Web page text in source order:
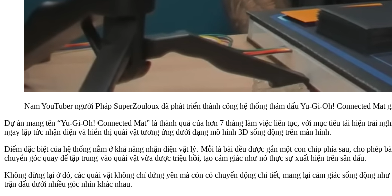
Nam YouTuber người Pháp SuperZouloux đã phát triển thành công hệ thống thảm đấu Yu-Gi-Oh! Connected
Dự án mang tên “Yu-Gi-Oh! Connected Mat” là thành quả của hơn 7 tháng làm việc liên tục, với mục tiêu tái hiện trải
ngay lập tức nhận diện và hiển thị quái vật tương ứng dưới dạng mô hình 3D sống động trên màn hình.
Điểm đặc biệt của hệ thống nằm ở khả năng nhận diện vật lý. Mỗi lá bài đều được gắn một con chip phía sau, cho phép
chuyển góc quay để tập trung vào quái vật vừa được triệu hồi, tạo cảm giác như nó thực sự xuất hiện trên sân đấu.
Không dừng lại ở đó, các quái vật không chỉ đứng yên mà còn có chuyển động chi tiết, mang lại cảm giác sống động
trận đấu dưới nhiều góc nhìn khác nhau.